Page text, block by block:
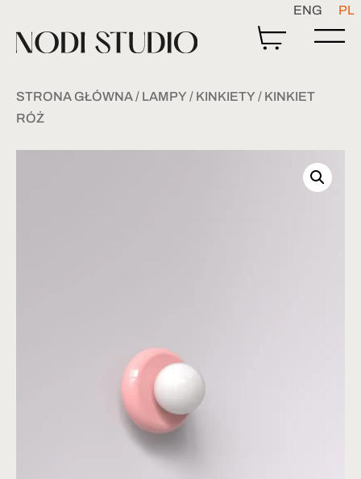
ENG PL
STRONA GŁÓWNA/ LAMPY / KINKIETY / KINKIET
RÓŻ